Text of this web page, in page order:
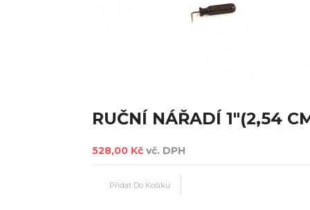
RUČNÍ NÁŘADÍ 1"(2,54
528,00 Kč vč. DPH